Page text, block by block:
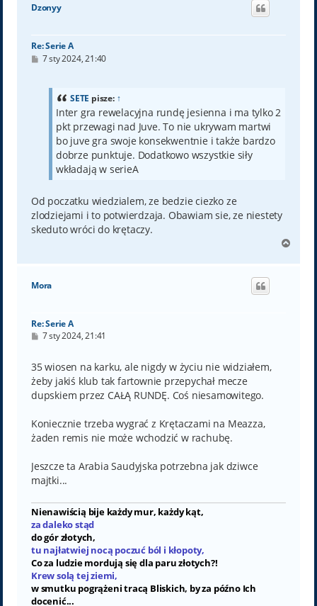
Dzonyy
Re: Serie A
P7 sty 2024, 21:40
SETE pisze: ↑
Inter gra rewelacyjna rundę jesienna i ma tylko 2
pkt przewagi nad Juve. To nie ukrywam martwi
bo juve gra swoje konsekwentnie i także bardzo
dobrze punktuje. Dodatkowo wszystkie siły
wkładają w serieA
Od poczatku wiedzialem, ze bedzie ciezko ze
zlodziejami i to potwierdzaja. Obawiam sie, ze niestety
skeduto wróci do krętaczy.
g
Mora
Re: Serie A
P
t
7 sty 2024, 21:41
35 wiosen na karku, ale nigdy w życiu nie widziałem,
żeby jakiś klub tak fartownie przepychał mecze
dupskiem przez CAŁĄ RUNDĘ. Coś niesamowitego.
Koniecznie trzeba wygrać z Krętaczami na Meazza,
żaden remis nie może wchodzić w rachubę.
Jeszcze ta Arabia Saudyjska potrzebna jak dziwce
majtki...
Nienawiścią bije każdy mur, każdy kąt,
za daleko stąd
do gór złotych,
tu najłatwiej nocą poczuć ból i kłopoty,
Co za ludzie mordują się dla paru złotych?!
Krew solą tej ziemi,
w smutku pogrążeni tracą Bliskich, by za późno Ich
docenić...